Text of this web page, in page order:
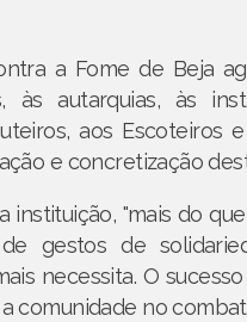
a Fome de Beja
às autarquias, às
aos Escoteiros
e concretização
instituição, "mais do
gestos de
necessita. O
comunidade no